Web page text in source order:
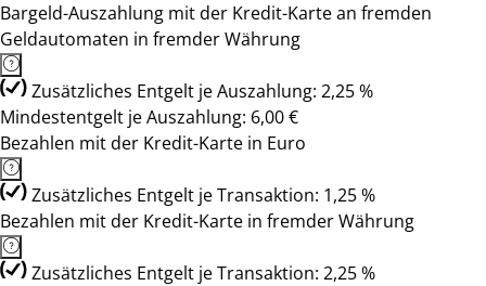
Bargeld-Auszahlung mit der Kredit-Karte an fremden
Geldautomaten in fremder Währung
Zusätzliches Entgelt je Auszahlung: 2,25 %
Mindestentgelt je Auszahlung: 6,00 €
Bezahlen mit der Kredit-Karte in Euro
Zusätzliches Entgelt je Transaktion: 1,25 %
Bezahlen mit der Kredit-Karte in fremder Währung
Zusätzliches Entgelt je Transaktion: 2,25 %